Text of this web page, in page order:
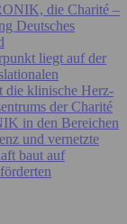
die Charité –
Deutsches
liegt auf der
die klinische Herz-
der Charité
in den Bereichen
und vernetzte
baut auf